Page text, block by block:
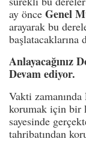
ay önce Genel
arayarak bu
başlatacaklarına
Anlayacağınız
Devam ediyor.
Vakti zamanında
korumak için bir
sayesinde
tahribatından